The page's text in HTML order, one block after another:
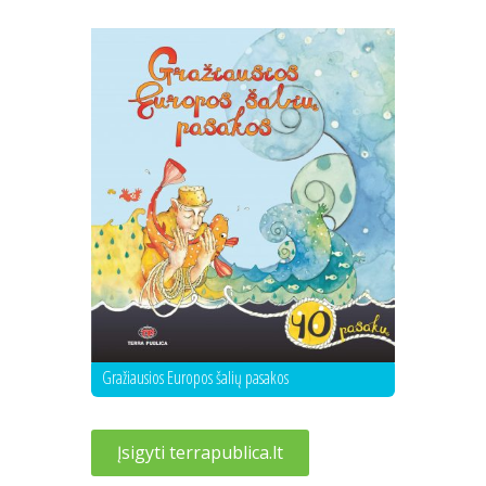
Gražiausios Europos šalių pasakos
Įsigyti terrapublica.lt